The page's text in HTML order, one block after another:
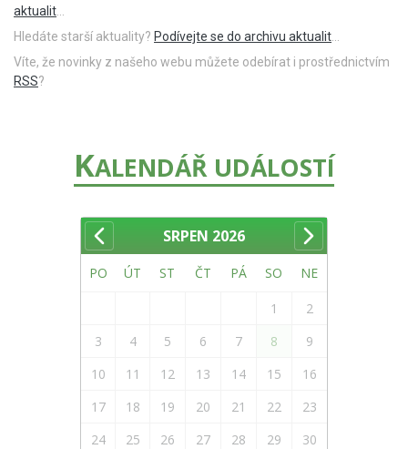
aktualit
Hledáte starší aktuality? Podívejte se do archivu aktualit
Víte, že novinky z našeho webu můžete odebírat i prostřednictvím
RSS?
KALENDÁŘ UDÁLOSTÍ
SRPEN 2026
PO ÚT ST ČT PÁ SO NE
1
2
3
4 5 6 7 8
9
10
11 12 13 14 15
16
17
18 19 20 21 22
23
24
25 26 27 28 29
30